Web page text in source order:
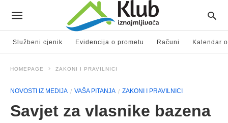
Službeni cjenik Evidencija o prometu Računi Kalendar
HOMEPAGE ZAKONI I PRAVILNICI
NOVOSTI IZ MEDIJA VAŠA PITANJA ZAKONI I PRAVILNICI
Savjet za vlasnike bazena